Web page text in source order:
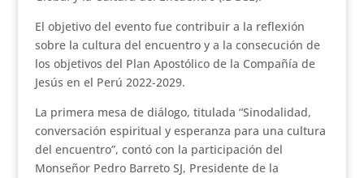
El objetivo del evento fue contribuir a la reflexión
sobre la cultura del encuentro y a la consecución de
los objetivos del Plan Apostólico de la Compañía de
Jesús en el Perú 2022-2029.
La primera mesa de diálogo, titulada “Sinodalidad,
conversación espiritual y esperanza para una cultura
del encuentro”, contó con la participación del
Monseñor Pedro Barreto SJ, Presidente de la